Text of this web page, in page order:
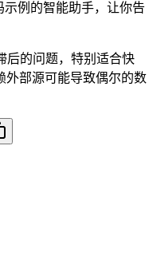
示例的智能助手，让你告
后的问题，特别适合快
外部源可能导致偶尔的数